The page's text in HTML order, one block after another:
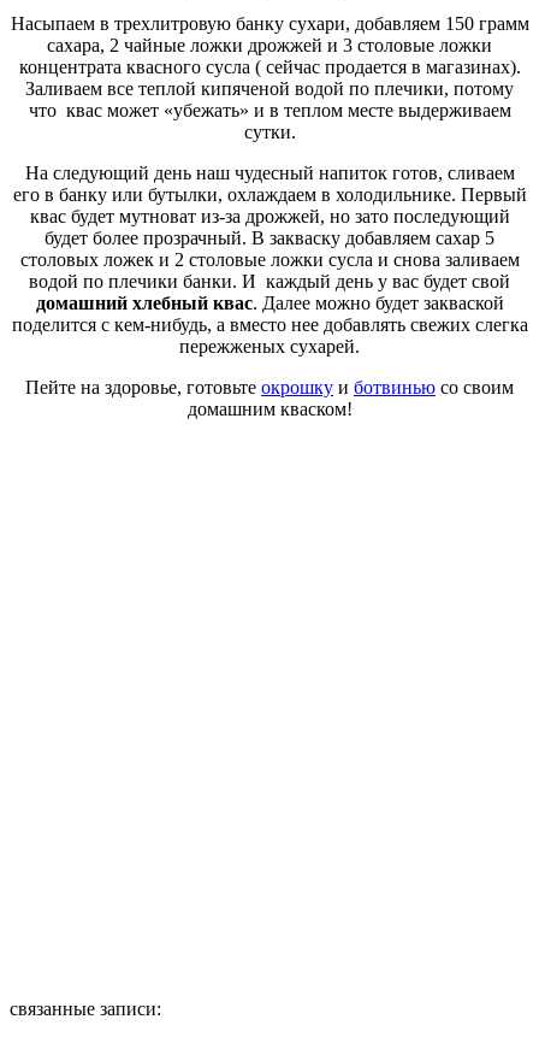
Насыпаем в трехлитровую банку сухари, добавляем 150 грамм
сахара, 2 чайные ложки дрожжей и 3 столовые ложки
концентрата квасного сусла ( сейчас продается в магазинах).
Заливаем все теплой кипяченой водой по плечики, потому
что квас может «убежать» и в теплом месте выдерживаем
сутки.
На следующий день наш чудесный напиток готов, сливаем
его в банку или бутылки, охлаждаем в холодильнике. Первый
квас будет мутноват из-за дрожжей, но зато последующий
будет более прозрачный. В закваску добавляем сахар 5
столовых ложек и 2 столовые ложки сусла и снова заливаем
водой по плечики банки. И каждый день у вас будет свой
домашний хлебный квас. Далее можно будет закваской
поделится с кем-нибудь, а вместо нее добавлять свежих слегка
пережженых сухарей.
Пейте на здоровье, готовьте окрошку и ботвинью со своим
домашним кваском!
связанные записи: